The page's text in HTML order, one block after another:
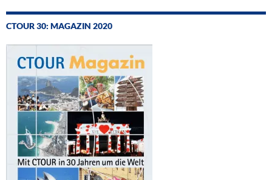
CTOUR 30: MAGAZIN 2020